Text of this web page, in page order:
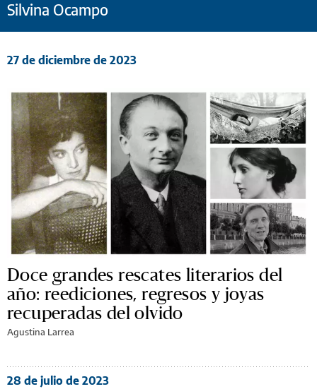
Silvina Ocampo
27 de diciembre de 2023
Doce grandes rescates literarios del
año: reediciones, regresos y joyas
recuperadas del olvido
Agustina Larrea
28 de julio de 2023